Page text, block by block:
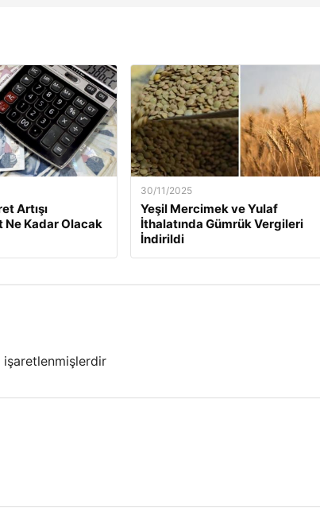
Artışı
Ne Kadar Olacak
30/11/2025
Yeşil Mercimek ve Yulaf
İthalatında Gümrük Vergileri
İndirildi
işaretlenmişlerdir